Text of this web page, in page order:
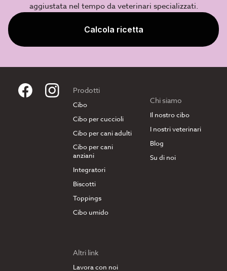
aggiustata nel tempo da veterinari specializzati.
Calcola ricetta
Prodotti
Cibo
Cibo per cuccioli
Cibo per cani adulti
Cibo per cani
anziani
Integratori
Biscotti
Toppings
Cibo umido
Chi siamo
Il nostro cibo
I nostri veterinari
Blog
Su di noi
Altri link
Lavora con noi